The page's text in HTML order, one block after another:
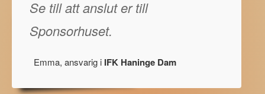
Se till att anslut er till
Sponsorhuset.
Emma, ansvarig i IFK Haninge Dam